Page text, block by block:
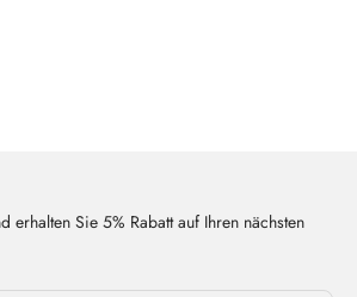
erhalten Sie 5% Rabatt auf Ihren nächsten